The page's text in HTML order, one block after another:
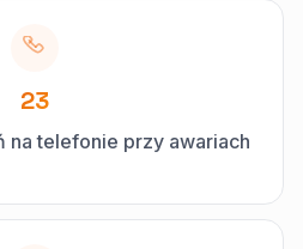
23
na telefonie przy awariach